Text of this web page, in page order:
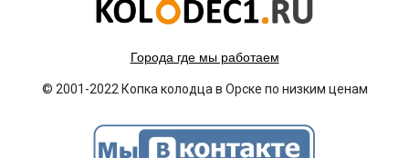
Города где мы работаем
© 2001-2022 Копка колодца в Орске по низким ценам